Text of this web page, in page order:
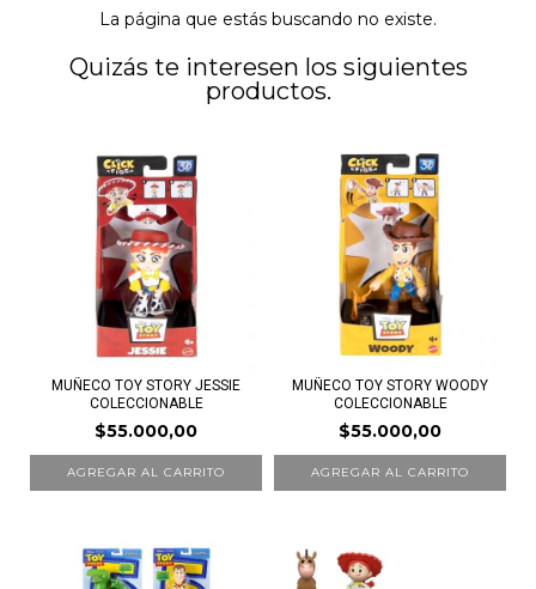
La página que estás buscando no existe.
Quizás te interesen los siguientes
productos.
MUÑECO TOY STORY JESSIE
COLECCIONABLE
$55.000,00
MUÑECO TOY STORY WOODY
COLECCIONABLE
$55.000,00